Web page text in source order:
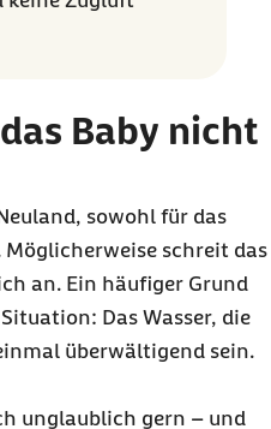
Baby nicht
sowohl für das
schreit das
an. Ein häufiger Grund
Das Wasser, die
überwältigend sein.
unglaublich gern – und